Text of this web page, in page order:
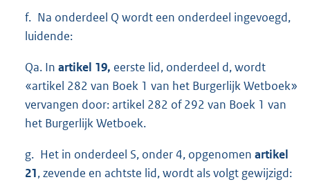
f. Na onderdeel Q wordt een onderdeel ingevoegd,
luidende:
Qa. In artikel 19, eerste lid, onderdeel d, wordt
«artikel 282 van Boek 1 van het Burgerlijk Wetboek»
vervangen door: artikel 282 of 292 van Boek 1 van
het Burgerlijk Wetboek.
g. Het in onderdeel S, onder 4, opgenomen artikel
21, zevende en achtste lid, wordt als volgt gewijzigd: